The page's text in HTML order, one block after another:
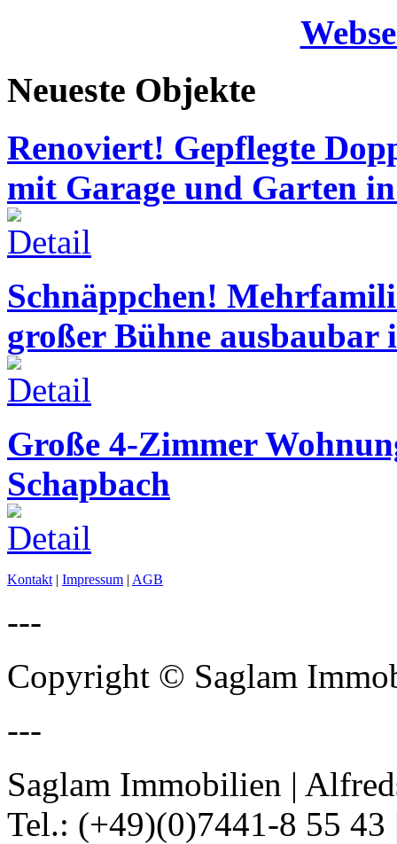
Neueste Objekte
Renoviert! Gepflegte
mit Garage und Garten
Schnäppchen!
großer Bühne ausbaubar
Große 4-Zimmer
Schapbach
Kontakt | Impressum | AGB
---
Copyright © Saglam
---
Saglam Immobilien |
Tel.: (+49)(0)7441-8 55